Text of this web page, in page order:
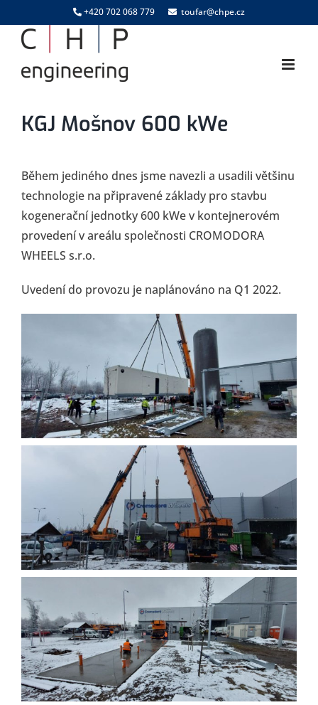
to
content
+420 702 068 779 toufar@chpe.cz
KGJ Mošnov 600 kWe
Během jediného dnes jsme navezli a usadili většinu
technologie na připravené základy pro stavbu
kogenerační jednotky 600 kWe v kontejnerovém
provedení v areálu společnosti CROMODORA
WHEELS s.r.o.
Uvedení do provozu je naplánováno na Q1 2022.